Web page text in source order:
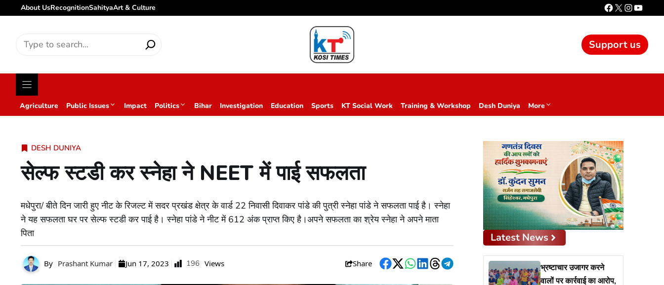
About UsRecognitionSahityaArt & Culture
Search
Support us
Agriculture Public Issues Impact Politics Bihar Investigation Education Sports KT Social Work Training & Workshop Desh Duniya More
DESH DUNIYA
सेल्फ स्टडी कर स्नेहा ने NEET में पाई सफलता
मधेपुरा/ बीते दिन जारी हुए नीट के रिजल्ट में सदर प्रखंड क्षेत्र के वार्ड 22 निवासी दिवाकर पांडे की पुत्री स्नेहा पांडे ने सफलता पाई है। स्नेहा
ने यह सफलता घर पर सेल्फ स्टडी कर पाई है। स्नेहा पांडे ने नीट में 612 अंक प्राप्त किए है।अपने सफलता का श्रेय स्नेहा ने अपने माता
पिता
By Prashant Kumar Jun 17, 2023 196 Views Share
Facebook
TwitterWhatsApp
LinkedIn
ThreadsTelegram
Latest News
भ्रष्टाचार उजागर करने
वालों पर कार्रवाई का आरोप,